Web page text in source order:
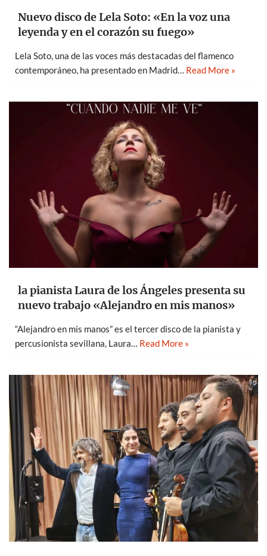
Nuevo disco de Lela Soto: «En la voz una
leyenda y en el corazón su fuego»
Lela Soto, una de las voces más destacadas del flamenco
contemporáneo, ha presentado en Madrid… Read More »
la pianista Laura de los Ángeles presenta su
nuevo trabajo «Alejandro en mis manos»
“Alejandro en mis manos” es el tercer disco de la pianista y
percusionista sevillana, Laura… Read More »